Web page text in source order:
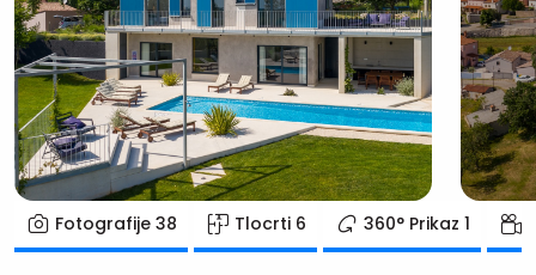
Fotografije 38 Tlocrti 6 360° Prikaz 1